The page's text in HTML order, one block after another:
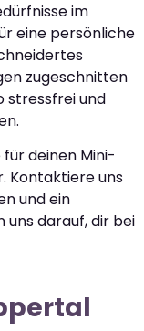
im
eine persönliche
zugeschnitten
stressfrei und
deinen Mini-
Kontaktiere uns
und ein
uns darauf, dir bei